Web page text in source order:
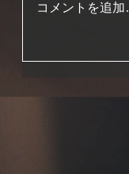
コメントを追